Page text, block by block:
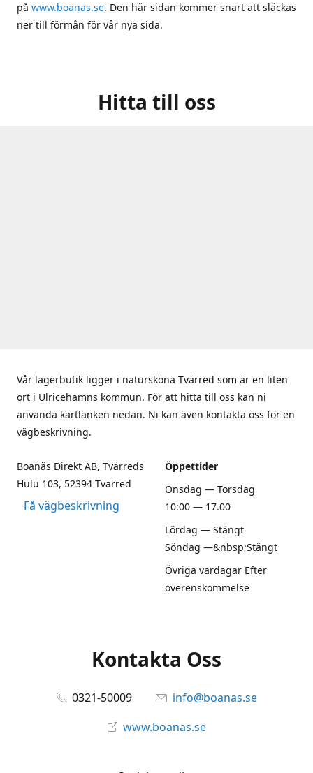
på www.boanas.se. Den här sidan kommer snart att släckas
ner till förmån för vår nya sida.
Hitta till oss
Vår lagerbutik ligger i natursköna Tvärred som är en liten
ort i Ulricehamns kommun. För att hitta till oss kan ni
använda kartlänken nedan. Ni kan även kontakta oss för en
vägbeskrivning.
Boanäs Direkt AB, Tvärreds
Hulu 103, 52394 Tvärred
Få vägbeskrivning
Öppettider
Onsdag — Torsdag
10:00 — 17.00
Lördag — Stängt
Söndag —&nbsp;Stängt
Övriga vardagar Efter
överenskommelse
Kontakta Oss
0321-50009
info@boanas.se
www.boanas.se